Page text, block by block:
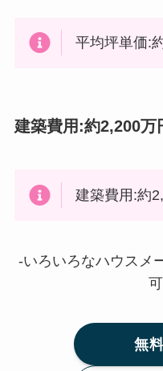
平均坪単価:
建築費用:約2,200万
建築費用:約
-いろいろなハウスメ
無